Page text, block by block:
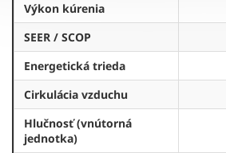
Výkon kúrenia
SEER / SCOP
Energetická trieda
Cirkulácia vzduchu
Hlučnosť (vnútorná
jednotka)